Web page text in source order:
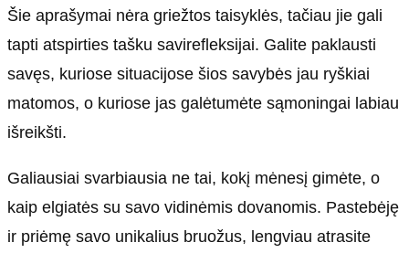
Šie aprašymai nėra griežtos taisyklės, tačiau jie gali
tapti atspirties tašku savirefleksijai. Galite paklausti
savęs, kuriose situacijose šios savybės jau ryškiai
matomos, o kuriose jas galėtumėte sąmoningai labiau
išreikšti.
Galiausiai svarbiausia ne tai, kokį mėnesį gimėte, o
kaip elgiatės su savo vidinėmis dovanomis. Pastebėję
ir priėmę savo unikalius bruožus, lengviau atrasite